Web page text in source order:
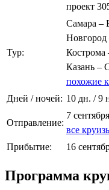
проект
Тур:
Самара –
Казань –
похожие
Дней / ночей: 10 дн. / 9
Отправление:
7
все
Прибытие:
16
Программа